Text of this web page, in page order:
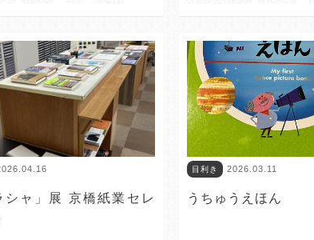
シャ」展 京橋紙業セレ
目利き 2026.03.11
うちゅうえほん